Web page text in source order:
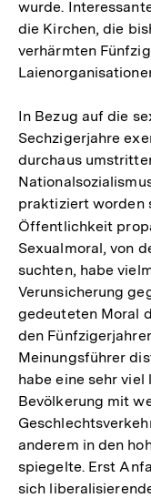
wurde.
die Kirchen, die
verhärmten
In Bezug auf die
Sechzigerjahre
durchaus
praktiziert worden
Öffentlichkeit
Sexualmoral, von
suchten, habe
Verunsicherung
gedeuteten Moral
den
Meinungsführer
habe eine sehr
Bevölkerung mit
anderem in den
spiegelte. Erst
sich